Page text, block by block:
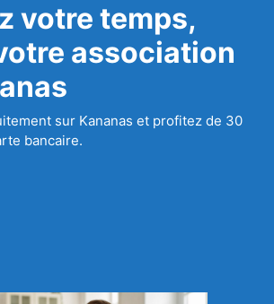
votre temps,
association
sur Kananas et profitez de 30
bancaire.